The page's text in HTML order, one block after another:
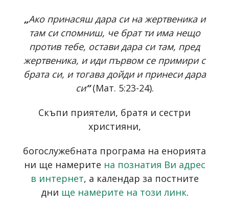
„Ако принасяш дара си на жертвеника и
там си спомниш, че брат ти има нещо
против тебе, остави дара си там, пред
жертвеника, и иди първом се примири с
брата си, и тогава дойди и принеси дара
си“(Мат. 5:23-24).
Скъпи приятели, братя и сестри
християни,
богослужебната програма на енорията
ни ще намерите на познатия Ви адрес
в интернет, а календар за постните
дни ще намерите на този линк.